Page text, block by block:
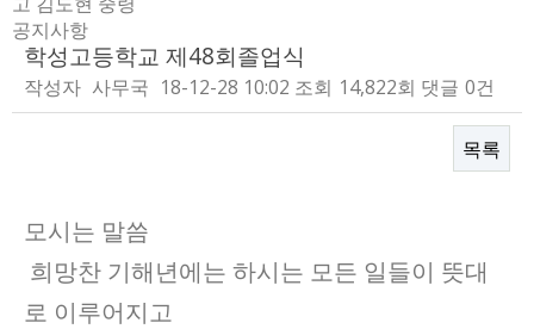
공지사항
학성고등학교 제48회졸업식
작성자 사무국 18-12-28 10:02 조회 14,822회 댓글 0건
목록
모시는 말씀
희망찬 기해년에는 하시는 모든 일들이 뜻대
로 이루어지고